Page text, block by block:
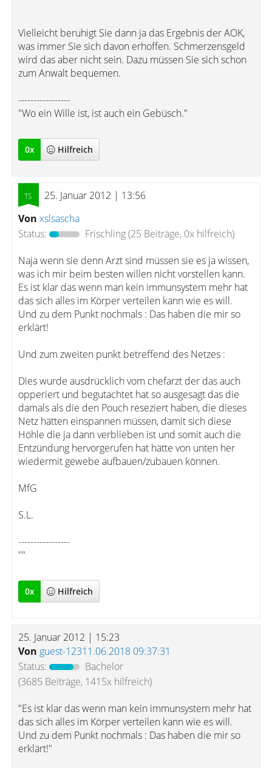
Vielleicht beruhigt Sie dann ja das Ergebnis der AOK,
was immer Sie sich davon erhoffen. Schmerzensgeld
wird das aber nicht sein. Dazu müssen Sie sich schon
zum Anwalt bequemen.
-----------------
"Wo ein Wille ist, ist auch ein Gebüsch."
0x Hilfreich
25. Januar 2012 | 13:56
Von xslsascha
Status:
Frischling(25 Beiträge, 0x hilfreich)
Naja wenn sie denn Arzt sind müssen sie es ja wissen,
was ich mir beim besten willen nicht vorstellen kann.
Es ist klar das wenn man kein immunsystem mehr hat
das sich alles im Körper verteilen kann wie es will.
Und zu dem Punkt nochmals : Das haben die mir so
erklärt!
Und zum zweiten punkt betreffend des Netzes :
Dies wurde ausdrücklich vom chefarzt der das auch
opperiert und begutachtet hat so ausgesagt das die
damals als die den Pouch reseziert haben, die dieses
Netz hätten einspannen müssen, damit sich diese
Höhle die ja dann verblieben ist und somit auch die
Entzündung hervorgerufen hat hätte von unten her
wiedermit gewebe aufbauen/zubauen können.
MfG
S.L.
-----------------
""
0x Hilfreich
25. Januar 2012 | 15:23
Von guest-12311.06.2018 09:37:31
Status:
Bachelor
(3685 Beiträge, 1415x hilfreich)
"Es ist klar das wenn man kein immunsystem mehr hat
das sich alles im Körper verteilen kann wie es will.
Und zu dem Punkt nochmals : Das haben die mir so
erklärt!"